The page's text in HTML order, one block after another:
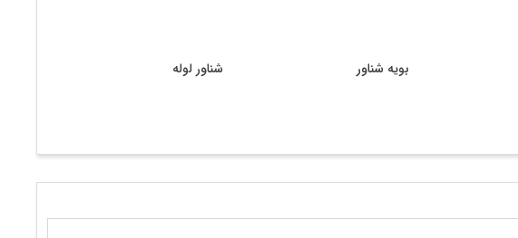
شناور لوله بویه شناور